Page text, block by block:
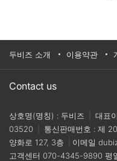
두비즈 소개 이용약관
Contact us
상호명(명칭) : 두비즈 대표
03520
통신판매번호 : 제
양화로 127, 3층
이메일
고객센터 070-4345-9890 평